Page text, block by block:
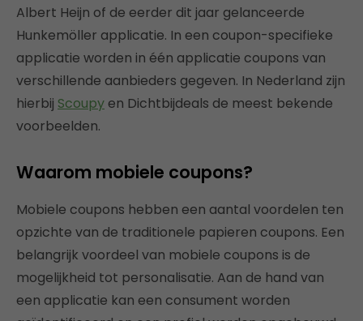
Albert Heijn of de eerder dit jaar gelanceerde
Hunkemöller applicatie. In een coupon-specifieke
applicatie worden in één applicatie coupons van
verschillende aanbieders gegeven. In Nederland zijn
hierbij Scoupy en Dichtbijdeals de meest bekende
voorbeelden.
Waarom mobiele coupons?
Mobiele coupons hebben een aantal voordelen ten
opzichte van de traditionele papieren coupons. Een
belangrijk voordeel van mobiele coupons is de
mogelijkheid tot personalisatie. Aan de hand van
een applicatie kan een consument worden